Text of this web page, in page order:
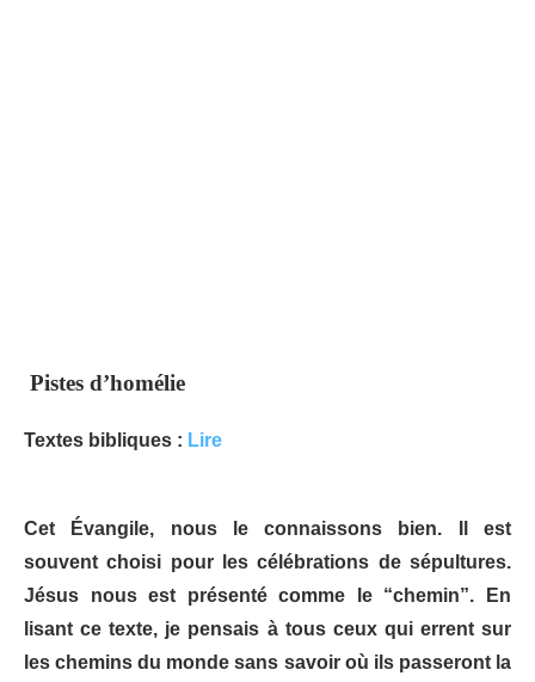
Pistes d’homélie
Textes bibliques : Lire
Cet Évangile, nous le connaissons bien. Il est
souvent choisi pour les célébrations de sépultures.
Jésus nous est présenté comme le “chemin”. En
lisant ce texte, je pensais à tous ceux qui errent sur
les chemins du monde sans savoir où ils passeront la